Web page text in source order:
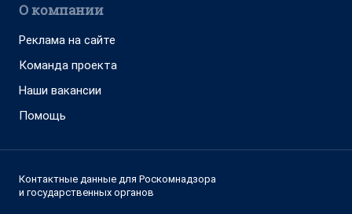
О компании
Реклама на сайте
Команда проекта
Наши вакансии
Помощь
Контактные данные для Роскомнадзора
и государственных органов